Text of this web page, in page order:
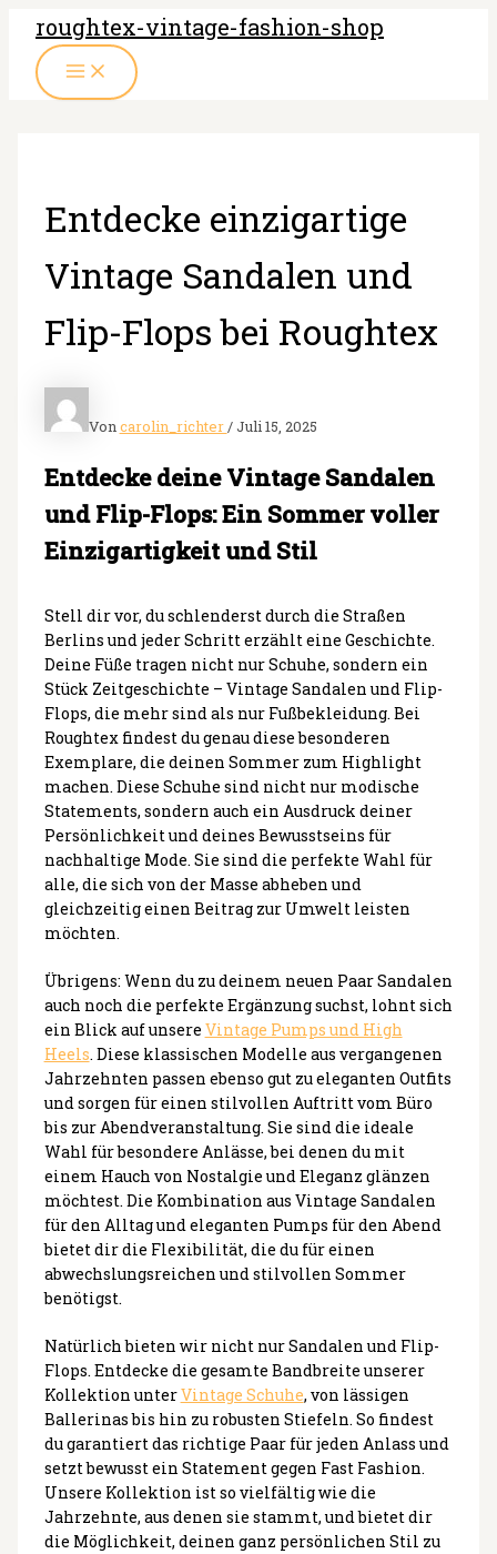
Zum
Inhalt
springen
roughtex-vintage-fashion-shop
MAIN
MENU
Entdecke einzigartige
Vintage Sandalen und
Flip-Flops bei Roughtex
Von carolin_richter / Juli 15, 2025
Entdecke deine Vintage Sandalen
und Flip-Flops: Ein Sommer voller
Einzigartigkeit und Stil
Stell dir vor, du schlenderst durch die Straßen
Berlins und jeder Schritt erzählt eine Geschichte.
Deine Füße tragen nicht nur Schuhe, sondern ein
Stück Zeitgeschichte – Vintage Sandalen und Flip-
Flops, die mehr sind als nur Fußbekleidung. Bei
Roughtex findest du genau diese besonderen
Exemplare, die deinen Sommer zum Highlight
machen. Diese Schuhe sind nicht nur modische
Statements, sondern auch ein Ausdruck deiner
Persönlichkeit und deines Bewusstseins für
nachhaltige Mode. Sie sind die perfekte Wahl für
alle, die sich von der Masse abheben und
gleichzeitig einen Beitrag zur Umwelt leisten
möchten.
Übrigens: Wenn du zu deinem neuen Paar Sandalen
auch noch die perfekte Ergänzung suchst, lohnt sich
ein Blick auf unsere Vintage Pumps und High
Heels. Diese klassischen Modelle aus vergangenen
Jahrzehnten passen ebenso gut zu eleganten Outfits
und sorgen für einen stilvollen Auftritt vom Büro
bis zur Abendveranstaltung. Sie sind die ideale
Wahl für besondere Anlässe, bei denen du mit
einem Hauch von Nostalgie und Eleganz glänzen
möchtest. Die Kombination aus Vintage Sandalen
für den Alltag und eleganten Pumps für den Abend
bietet dir die Flexibilität, die du für einen
abwechslungsreichen und stilvollen Sommer
benötigst.
Natürlich bieten wir nicht nur Sandalen und Flip-
Flops. Entdecke die gesamte Bandbreite unserer
Kollektion unterVintage Schuhe, von lässigen
Ballerinas bis hin zu robusten Stiefeln. So findest
du garantiert das richtige Paar für jeden Anlass und
setzt bewusst ein Statement gegen Fast Fashion.
Unsere Kollektion ist so vielfältig wie die
Jahrzehnte, aus denen sie stammt, und bietet dir
die Möglichkeit, deinen ganz persönlichen Stil zu